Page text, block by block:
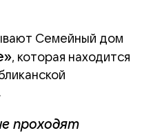
Семейный дом
, которая находится
проходят